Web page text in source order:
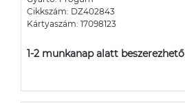
Cikkszám: DZ402843
Kártyaszám: 17098123
1-2 munkanap alatt beszerezhető